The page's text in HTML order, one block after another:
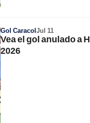
Gol CaracolJul 11
Vea el gol anulado a
2026